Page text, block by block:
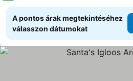
A pontos árak megtekintéséhez
válasszon dátumokat